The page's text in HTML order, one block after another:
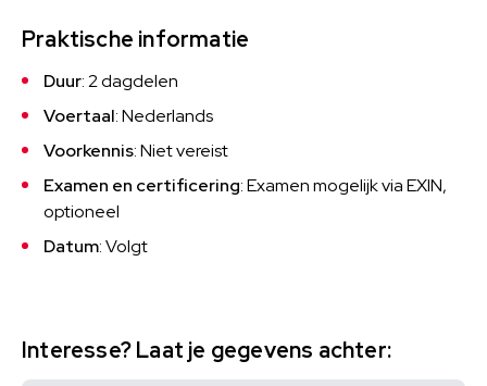
Praktische informatie
Duur: 2 dagdelen
Voertaal: Nederlands
Voorkennis: Niet vereist
Examen en certificering: Examen mogelijk via EXIN,
optioneel
Datum: Volgt
Interesse? Laat je gegevens achter: